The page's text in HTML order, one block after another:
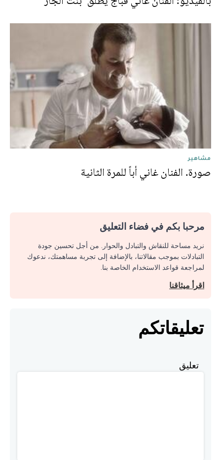
مشاهير
صورة. الفنان غاني أباً للمرة الثانية
مرحبا بكم في فضاء التعليق
نريد مساحة للنقاش والتبادل والحوار. من أجل تحسين جودة
التبادلات بموجب مقالاتنا، بالإضافة إلى تجربة مساهمتك، ندعوك
لمراجعة قواعد الاستخدام الخاصة بنا.
اقرأ ميثاقنا
تعليقاتكم
تعليق